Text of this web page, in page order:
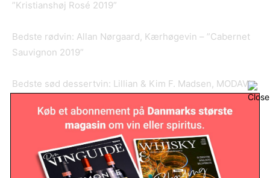
”Kristianshøj Rosé 2019”
Bedste rødvin: Allan Nørgaard, Kærhøgevin – ”Cabernet
Sauvignon 2019”
Bedste sød dessertvin: Lillian & Kim F. Madsen, MODAVI –
Klassen for ældre druevine
Bedste hvidvin: Søren Søndergaard, Ørbyvingaard –”